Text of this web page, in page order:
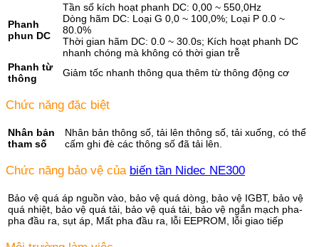
Phanh
phun DC
Tần số kích hoạt phanh DC: 0,00 ~ 550,0Hz
Dòng hãm DC: Loại G 0,0 ~ 100,0%; Loại P 0.0 ~
80.0%
Thời gian hãm DC: 0.0 ~ 30.0s; Kích hoạt phanh DC
nhanh chóng mà không có thời gian trễ
Phanh từ
thông
Giảm tốc nhanh thông qua thêm từ thông động cơ
Chức năng đặc biệt
Nhân bản
tham số
Nhân bản thông số, tải lên thông số, tải xuống, có thể
cấm ghi đè các thông số đã tải lên.
Chức năng bảo vệ của biến tần Nidec NE300
Bảo vệ quá áp nguồn vào, bảo vệ quá dòng, bảo vệ IGBT, bảo vệ
quá nhiệt, bảo vệ quá tải, bảo vệ quá tải, bảo vệ ngắn mạch pha-
pha đầu ra, sụt áp, Mất pha đầu ra, lỗi EEPROM, lỗi giao tiếp